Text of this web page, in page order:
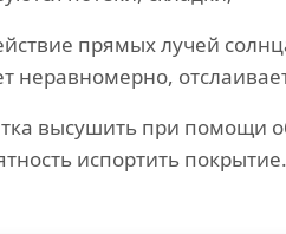
прямых лучей
неравномерно,
высушить при помощи
испортить покрытие.